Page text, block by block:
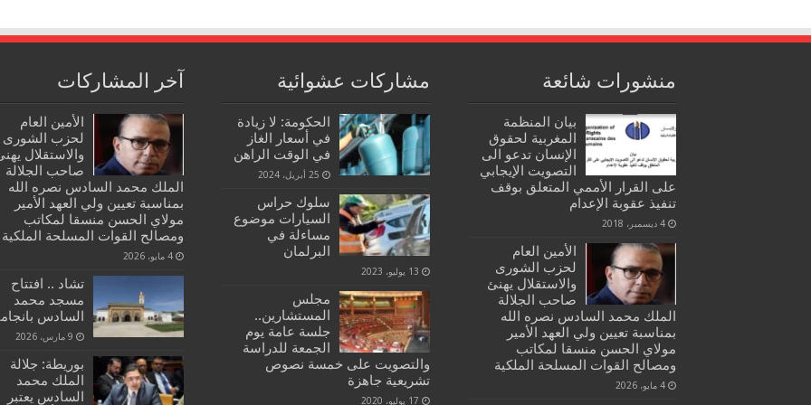
منشورات شائعة
بيان المنظمة
المغربية لحقوق
الإنسان تدعو الى
التصويت الإيجابي
على القرار الأممي المتعلق بوقف
تنفيذ عقوبة الإعدام
4 ديسمبر، 2018
الأمين العام
لحزب الشورى
والاستقلال يهنئ
صاحب الجلالة
الملك محمد السادس نصره الله
بمناسبة تعيين ولي العهد الأمير
مولاي الحسن منسقا لمكاتب
ومصالح القوات المسلحة الملكية
4 مايو، 2026
مشاركات عشوائية
الحكومة: لا زيادة
في أسعار الغاز
في الوقت الراهن
25 أبريل، 2024
سلوك حراس
السيارات موضوع
مساءلة في
البرلمان
13 يوليو، 2023
مجلس
المستشارين..
جلسة عامة يوم
الجمعة للدراسة
والتصويت على خمسة نصوص
تشريعية جاهزة
17 يوليو، 2020
آخر المشاركات
الأمين العام
لحزب الشورى
والاستقلال
صاحب الجلالة
الملك محمد السادس نصره الله
بمناسبة تعيين ولي العهد الأمير
مولاي الحسن منسقا لمكاتب
ومصالح القوات المسلحة الملكية
4 مايو، 2026
تشاد .. افتتاح
مسجد محمد
السادس
9 مارس، 2026
بوريطة: جلالة
الملك محمد
السادس يعتبر